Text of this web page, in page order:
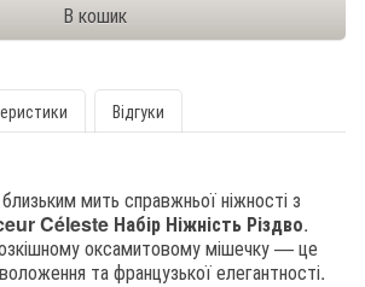
Відгуки
мить справжньої ніжності з
Céleste Набір Ніжність Різдво.
оксамитовому мішечку — це
та французької елегантності.